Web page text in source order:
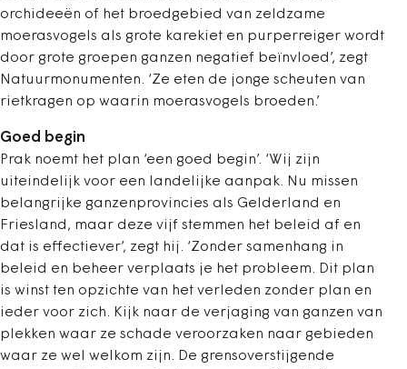
orchideeën of het broedgebied van zeldzame
moerasvogels als grote karekiet en purperreiger wordt
door grote groepen ganzen negatief beïnvloed’, zegt
Natuurmonumenten. ‘Ze eten de jonge scheuten van
rietkragen op waarin moerasvogels broeden.’
Goed begin
Prak noemt het plan ‘een goed begin’. ‘Wij zijn
uiteindelijk voor een landelijke aanpak. Nu missen
belangrijke ganzenprovincies als Gelderland en
Friesland, maar deze vijf stemmen het beleid af en
dat is effectiever’, zegt hij. ‘Zonder samenhang in
beleid en beheer verplaats je het probleem. Dit plan
is winst ten opzichte van het verleden zonder plan en
ieder voor zich. Kijk naar de verjaging van ganzen van
plekken waar ze schade veroorzaken naar gebieden
waar ze wel welkom zijn. De grensoverstijgende